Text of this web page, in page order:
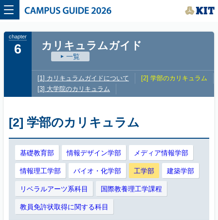
6 カリキュラムガイド
一覧
カリキュラムガイドについて
学部のカリキュラム
大学院のカリキュラム
[2] 学部のカリキュラム
基礎教育部 情報デザイン学部 メディア情報学部
情報理工学部 バイオ・化学部 工学部 建築学部
リベラルアーツ系科目 国際教養理工学課程
教員免許状取得に関する科目